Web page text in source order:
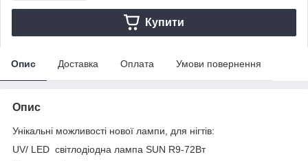
Купити
Опис Доставка Оплата Умови повернення
Опис
Унікальні можливості нової лампи, для нігтів:
UV/ LED світлодіодна лампа SUN R9-72Вт